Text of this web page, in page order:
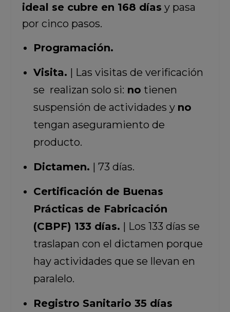
ideal se cubre en 168 días y pasa
por cinco pasos.
Programación.
Visita. | Las visitas de verificación
se realizan solo si: no tienen
suspensión de actividades y no
tengan aseguramiento de
producto.
Dictamen. | 73 días.
Certificación de Buenas
Prácticas de Fabricación
(CBPF) 133 días. | Los 133 días se
traslapan con el dictamen porque
hay actividades que se llevan en
paralelo.
Registro Sanitario 35 días